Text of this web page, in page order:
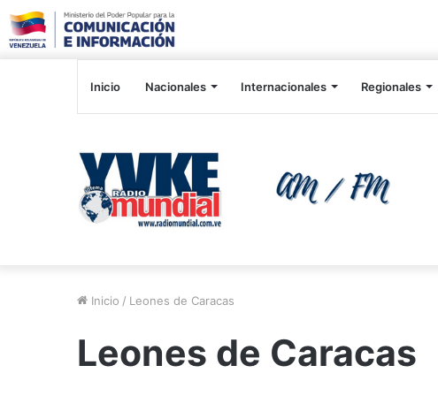
Inicio Nacionales Internacionales Regionales
Inicio / Leones de Caracas
Leones de Caracas